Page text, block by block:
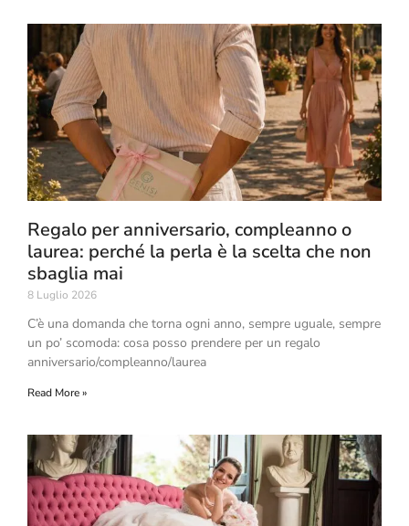
Regalo per anniversario, compleanno o
laurea: perché la perla è la scelta che non
sbaglia mai
8 Luglio 2026
C’è una domanda che torna ogni anno, sempre uguale, sempre
un po’ scomoda: cosa posso prendere per un regalo
anniversario/compleanno/laurea
Read More »